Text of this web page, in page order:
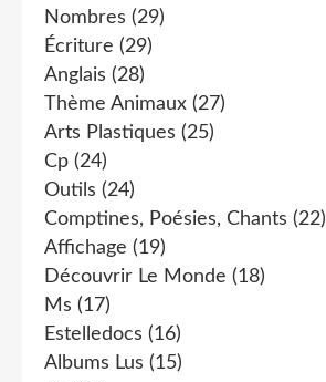
Nombres (29)
Écriture (29)
Anglais (28)
Thème Animaux (27)
Arts Plastiques (25)
Cp (24)
Outils (24)
Comptines, Poésies, Chants (22)
Affichage (19)
Découvrir Le Monde (18)
Ms (17)
Estelledocs (16)
Albums Lus (15)